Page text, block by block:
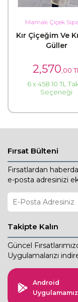
Mamak Çiçek
Kır Çiçeğim Ve
Güller
2,570 ,00 TL
6 x 458.10 TL
Seçeneği
Fırsat Bülteni
Fırsatlardan
e-posta adresinizi
Takipte Kalın
Güncel
Uygulamalarızı
Android